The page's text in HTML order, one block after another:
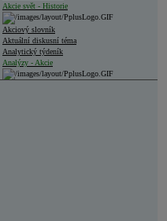
Akcie svět - Historie
Akciový slovník
Aktuální diskusní téma
Analytický týdeník
Analýzy - Akcie